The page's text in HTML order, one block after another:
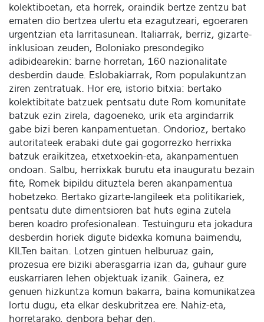
kolektiboetan, eta horrek, oraindik bertze zentzu bat
ematen dio bertzea ulertu eta ezagutzeari, egoeraren
urgentzian eta larritasunean. Italiarrak, berriz, gizarte-
inklusioan zeuden, Boloniako presondegiko
adibidearekin: barne horretan, 160 nazionalitate
desberdin daude. Eslobakiarrak, Rom populakuntzan
ziren zentratuak. Hor ere, istorio bitxia: bertako
kolektibitate batzuek pentsatu dute Rom komunitate
batzuk ezin zirela, dagoeneko, urik eta argindarrik
gabe bizi beren kanpamentuetan. Ondorioz, bertako
autoritateek erabaki dute gai gogorrezko herrixka
batzuk eraikitzea, etxetxoekin-eta, akanpamentuen
ondoan. Salbu, herrixkak burutu eta inauguratu bezain
fite, Romek bipildu dituztela beren akanpamentua
hobetzeko. Bertako gizarte-langileek eta politikariek,
pentsatu dute dimentsioren bat huts egina zutela
beren koadro profesionalean. Testuinguru eta jokadura
desberdin horiek digute bidexka komuna baimendu,
KILTen baitan. Lotzen gintuen helburuaz gain,
prozesua ere biziki aberasgarria izan da, guhaur gure
euskarriaren lehen objektuak izanik. Gainera, ez
genuen hizkuntza komun bakarra, baina komunikatzea
lortu dugu, eta elkar deskubritzea ere. Nahiz-eta,
horretarako, denbora behar den.